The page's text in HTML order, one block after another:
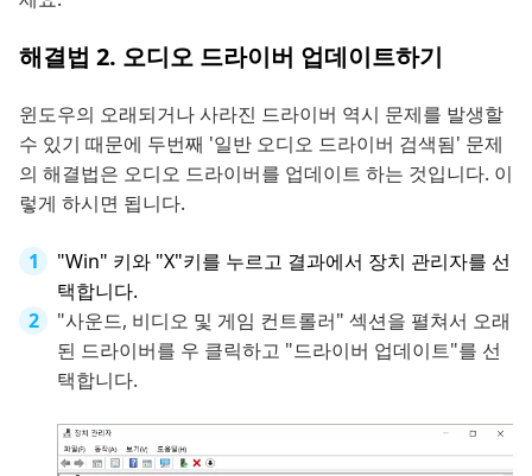
해결법 2. 오디오 드라이버 업데이트하기
윈도우의 오래되거나 사라진 드라이버 역시 문제를 발생할
수 있기 때문에 두번째 '일반 오디오 드라이버 검색됨' 문제
의 해결법은 오디오 드라이버를 업데이트 하는 것입니다. 이
렇게 하시면 됩니다.
"Win" 키와 "X"키를 누르고 결과에서 장치 관리자를 선
택합니다.
"사운드, 비디오 및 게임 컨트롤러" 섹션을 펼쳐서 오래
된 드라이버를 우 클릭하고 "드라이버 업데이트"를 선
택합니다.